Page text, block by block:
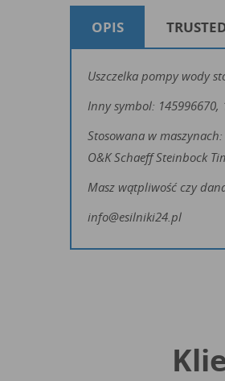
OPIS
Uszczelka pompy wody
Inny symbol: 145996670,
Stosowana w
O&K Schaeff Steinbock
Masz wątpliwość czy
info@esilniki24.pl